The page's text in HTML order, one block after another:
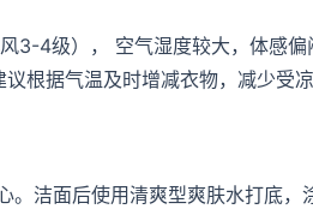
4级）， 空气湿度较大，体感偏
根据气温及时增减衣物，减少受凉
洁面后使用清爽型爽肤水打底，